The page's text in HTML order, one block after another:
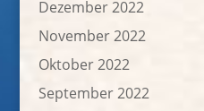
Dezember 2022
November 2022
Oktober 2022
September 2022